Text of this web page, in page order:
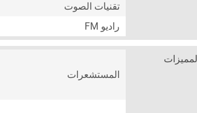
تقنيات الصوت
راديو FM
المستشعرات